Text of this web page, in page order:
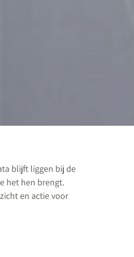
blijft liggen bij de
het hen brengt.
en actie voor